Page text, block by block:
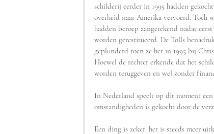
schilderij eerder in 1995 hadden
overheid naar Amerika vervoerd. Toch
hadden beroep aangetekend nadat
worden gerestitueerd. De Tolls
geplunderd toen ze het in 1995 bij
Hoewel de rechter erkende dat het
worden teruggeven en wel zonder
In Nederland speelt op dit moment
omstandigheden is gekocht door de
Een ding is zeker: het is steeds meer